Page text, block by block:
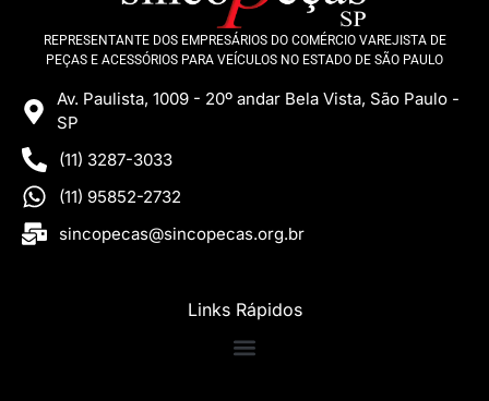
REPRESENTANTE DOS EMPRESÁRIOS DO COMÉRCIO VAREJISTA DE
PEÇAS E ACESSÓRIOS PARA VEÍCULOS NO ESTADO DE SÃO PAULO
Av. Paulista, 1009 - 20º andar Bela Vista, São Paulo -
SP
(11) 3287-3033
(11) 95852-2732
sincopecas@sincopecas.org.br
Links Rápidos